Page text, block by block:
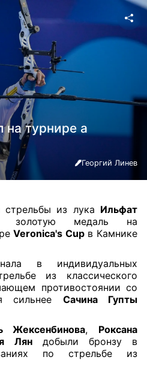
на турнире а
Георгий Линев
стрельбы из лука Ильфат
золотую медаль на
Veronica's Cupв Камнике
в индивидуальных
из классического
противостоянии со
сильнее Сачина Гупты
Жексенбинова, Роксана
Ляндобыли бронзу в
по стрельбе из